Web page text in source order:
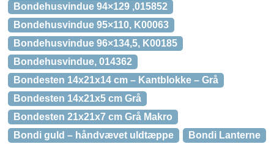
Bondehusvindue 94×129 ,015852
Bondehusvindue 95×110, K00063
Bondehusvindue 96×134,5, K00185
Bondehusvindue, 014362
Bondesten 14x21x14 cm – Kantblokke – Grå
Bondesten 14x21x5 cm Grå
Bondesten 21x21x7 cm Grå Makro
Bondi guld – håndvævet uldtæppe
Bondi Lanterne